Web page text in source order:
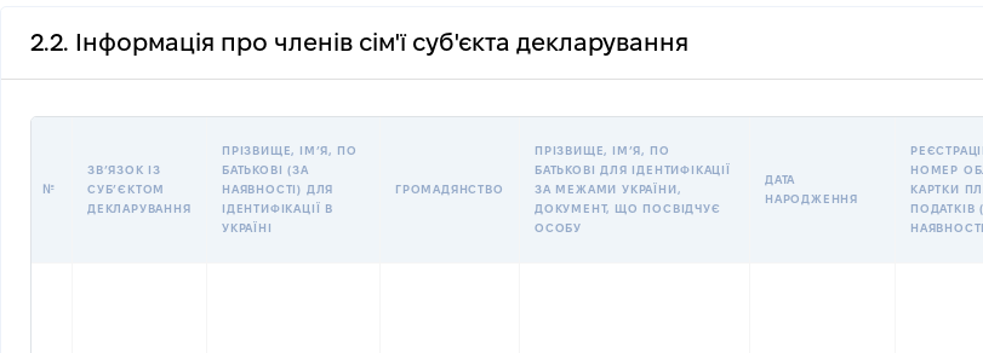
2.2. Інформація про членів сім'ї суб'єкта декларування
№
ЗВʼЯЗОК ІЗ
СУБʼЄКТОМ
ДЕКЛАРУВАННЯ
ПРІЗВИЩЕ, ІМʼЯ, ПО
БАТЬКОВІ (ЗА
НАЯВНОСТІ) ДЛЯ
ІДЕНТИФІКАЦІЇ В
УКРАЇНІ
ГРОМАДЯНСТВО
ПРІЗВИЩЕ, ІМʼЯ, ПО
БАТЬКОВІ ДЛЯ ІДЕНТИФІКАЦІЇ
ЗА МЕЖАМИ УКРАЇНИ,
ДОКУМЕНТ, ЩО ПОСВІДЧУЄ
ОСОБУ
ДАТА
НАРОДЖЕННЯ
НОМЕР
КАРТКИ
ПОДАТКІВ